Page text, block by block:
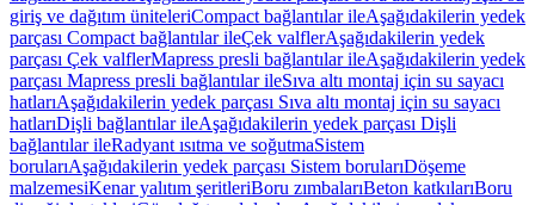
giriş ve dağıtım üniteleriCompact bağlantılar ileAşağıdakilerin yedek
parçası Compact bağlantılar ileÇek valflerAşağıdakilerin yedek
parçası Çek valflerMapress presli bağlantılar ileAşağıdakilerin yedek
parçası Mapress presli bağlantılar ileSıva altı montaj için su sayacı
hatlarıAşağıdakilerin yedek parçası Sıva altı montaj için su sayacı
hatlarıDişli bağlantılar ileAşağıdakilerin yedek parçası Dişli
bağlantılar ileRadyant ısıtma ve soğutmaSistem
borularıAşağıdakilerin yedek parçası Sistem borularıDöşeme
malzemesiKenar yalıtım şeritleriBoru zımbalarıBeton katkılarıBoru